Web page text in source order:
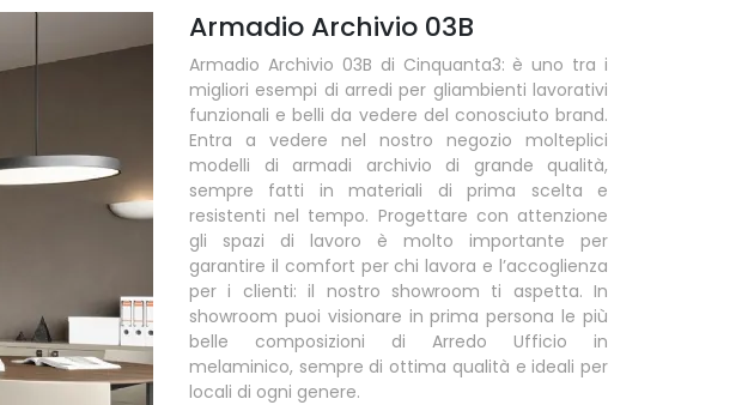
Armadio Archivio 03B
Armadio Archivio 03B di Cinquanta3: è uno tra i
migliori esempi di arredi per gliambienti lavorativi
funzionali e belli da vedere del conosciuto brand.
Entra a vedere nel nostro negozio molteplici
modelli di armadi archivio di grande qualità,
sempre fatti in materiali di prima scelta e
resistenti nel tempo. Progettare con attenzione
gli spazi di lavoro è molto importante per
garantire il comfort per chi lavora e l’accoglienza
per i clienti: il nostro showroom ti aspetta. In
showroom puoi visionare in prima persona le più
belle composizioni di Arredo Ufficio in
melaminico, sempre di ottima qualità e ideali per
locali di ogni genere.